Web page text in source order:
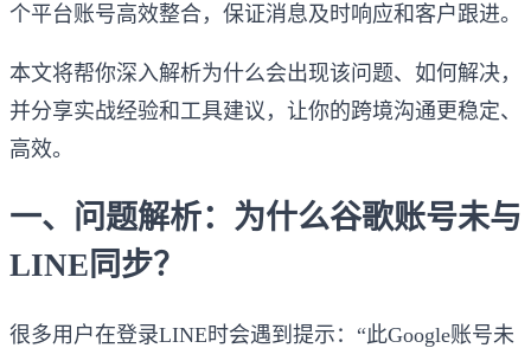
个平台账号高效整合，保证消息及时响应和客户跟进。
本文将帮你深入解析为什么会出现该问题、如何解决，
并分享实战经验和工具建议，让你的跨境沟通更稳定、
高效。
一、问题解析：为什么谷歌账号未与
LINE同步？
很多用户在登录LINE时会遇到提示：“此Google账号未